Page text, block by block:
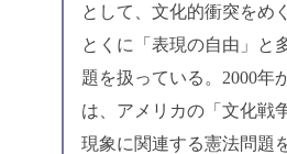
として、文化的衝突をめ
とくに「表現の自由」と
題を扱っている。2000年
は、アメリカの「文化戦
現象に関連する憲法問題